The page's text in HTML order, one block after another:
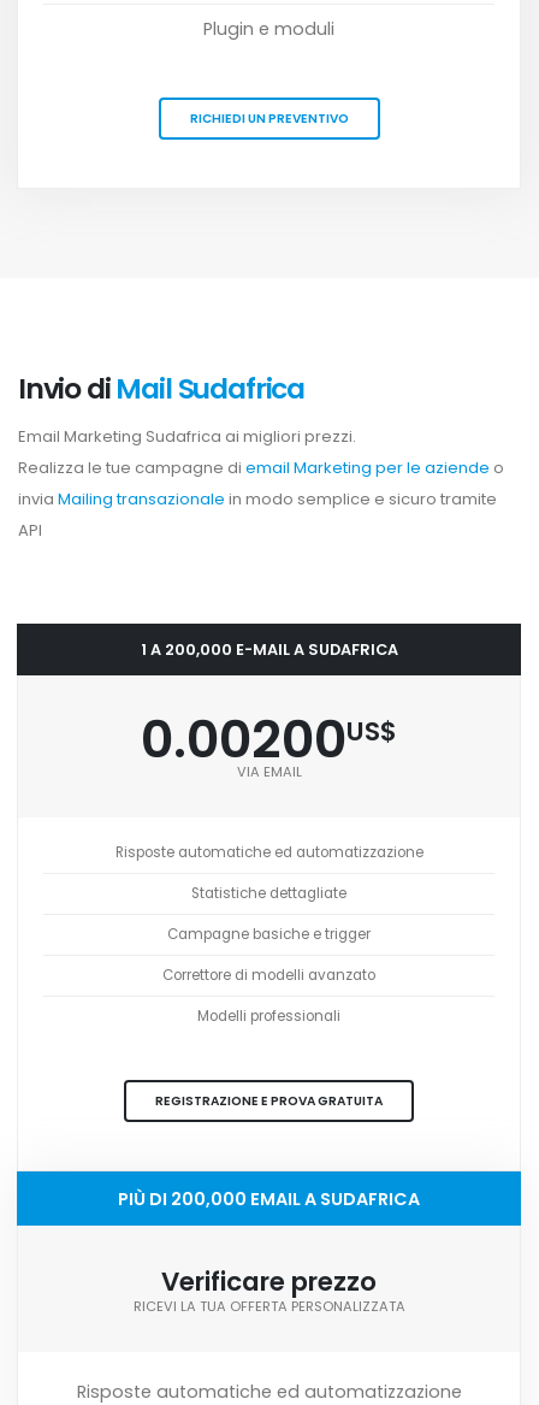
Plugin e moduli
RICHIEDI UN PREVENTIVO
Invio diMail Sudafrica
Email Marketing Sudafrica ai migliori prezzi.
Realizza le tue campagne di email Marketing per le aziende o
invia Mailing transazionale in modo semplice e sicuro tramite
API
1 A 200,000 E-MAIL A SUDAFRICA
0.00200US$
VIA EMAIL
Risposte automatiche ed automatizzazione
Statistiche dettagliate
Campagne basiche e trigger
Correttore di modelli avanzato
Modelli professionali
REGISTRAZIONE E PROVA GRATUITA
PIÙ DI 200,000 EMAIL A SUDAFRICA
Verificare prezzo
RICEVI LA TUA OFFERTA PERSONALIZZATA
Risposte automatiche ed automatizzazione